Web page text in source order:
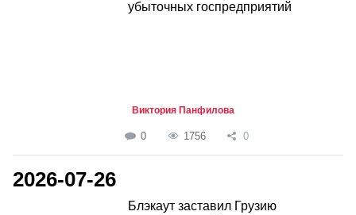
убыточных госпредприятий
Виктория Панфилова
0 1756 0
2026-07-26
Блэкаут заставил Грузию